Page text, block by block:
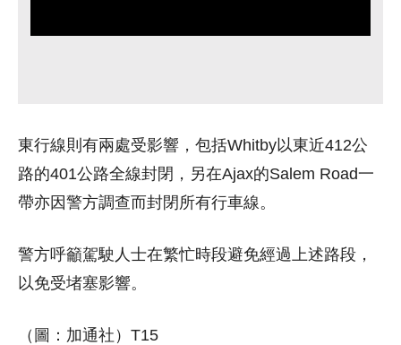
東行線則有兩處受影響，包括Whitby以東近412公
路的401公路全線封閉，另在Ajax的Salem Road一
帶亦因警方調查而封閉所有行車線。
警方呼籲駕駛人士在繁忙時段避免經過上述路段，
以免受堵塞影響。
（圖：加通社）T15